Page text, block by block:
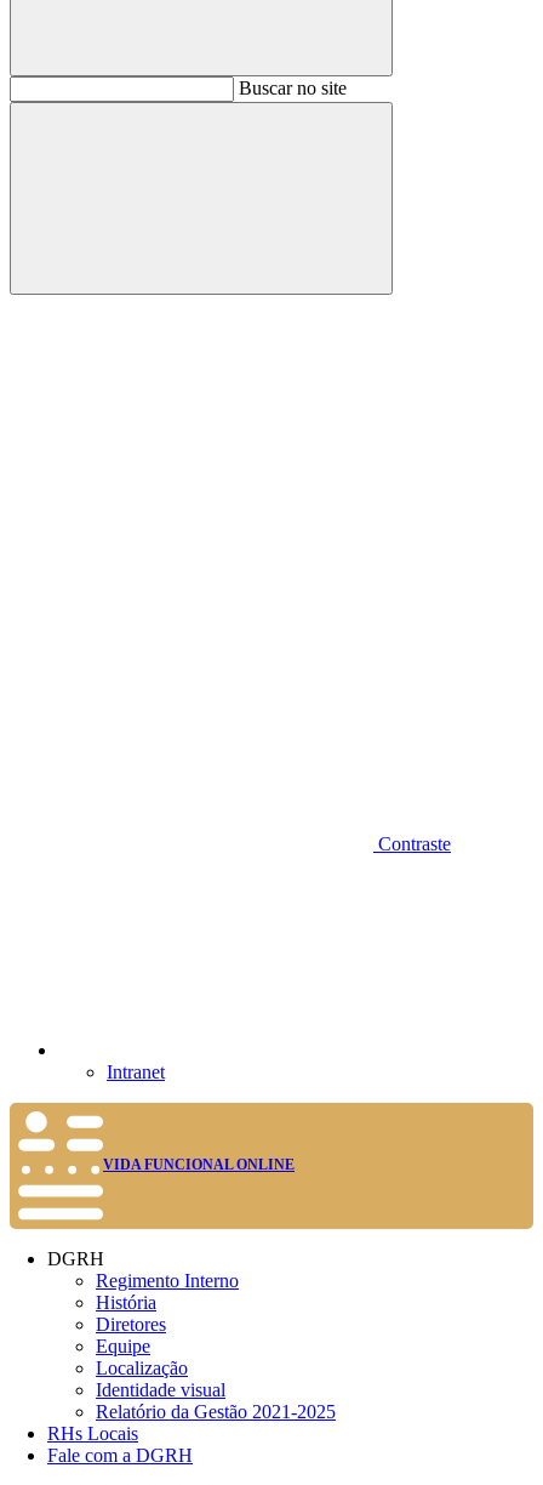
BuscarBuscar no site
Buscar
Contraste
Intranet
VIDA FUNCIONAL ONLINE
DGRH
Regimento Interno
História
Diretores
Equipe
Localização
Identidade visual
Relatório da Gestão 2021-2025
RHs Locais
Fale com a DGRH